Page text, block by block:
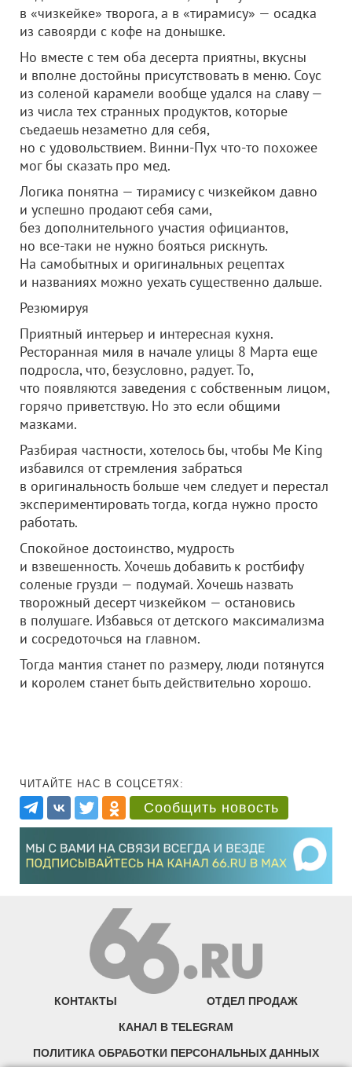
в «чизкейке» творога, а в «тирамису» — осадка
из савоярди с кофе на донышке.
Но вместе с тем оба десерта приятны, вкусны
и вполне достойны присутствовать в меню. Соус
из соленой карамели вообще удался на славу —
из числа тех странных продуктов, которые
съедаешь незаметно для себя,
но с удовольствием. Винни-Пух что-то похожее
мог бы сказать про мед.
Логика понятна — тирамису с чизкейком давно
и успешно продают себя сами,
без дополнительного участия официантов,
но все-таки не нужно бояться рискнуть.
На самобытных и оригинальных рецептах
и названиях можно уехать существенно дальше.
Резюмируя
Приятный интерьер и интересная кухня.
Ресторанная миля в начале улицы 8 Марта еще
подросла, что, безусловно, радует. То,
что появляются заведения с собственным лицом,
горячо приветствую. Но это если общими
мазками.
Разбирая частности, хотелось бы, чтобы Me King
избавился от стремления забраться
в оригинальность больше чем следует и перестал
экспериментировать тогда, когда нужно просто
работать.
Спокойное достоинство, мудрость
и взвешенность. Хочешь добавить к ростбифу
соленые грузди — подумай. Хочешь назвать
творожный десерт чизкейком — остановись
в полушаге. Избавься от детского максимализма
и сосредоточься на главном.
Тогда мантия станет по размеру, люди потянутся
и королем станет быть действительно хорошо.
ЧИТАЙТЕ НАС В СОЦСЕТЯХ:
Сообщить новость
КОНТАКТЫ ОТДЕЛ ПРОДАЖ
КАНАЛ В TELEGRAM
ПОЛИТИКА ОБРАБОТКИ ПЕРСОНАЛЬНЫХ ДАННЫХ